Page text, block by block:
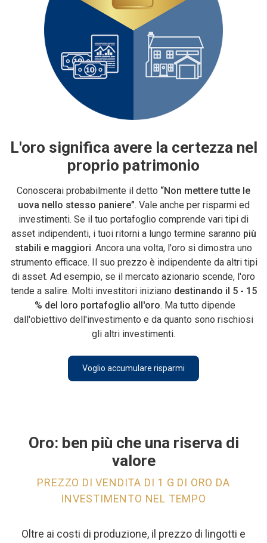
L'oro significa avere la certezza nel
proprio patrimonio
Conoscerai probabilmente il detto “Non mettere tutte le
uova nello stesso paniere”. Vale anche per risparmi ed
investimenti. Se il tuo portafoglio comprende vari tipi di
asset indipendenti, i tuoi ritorni a lungo termine saranno più
stabili e maggiori. Ancora una volta, l'oro si dimostra uno
strumento efficace. Il suo prezzo è indipendente da altri tipi
di asset. Ad esempio, se il mercato azionario scende, l'oro
tende a salire. Molti investitori iniziano destinando il 5 - 15
% del loro portafoglio all'oro. Ma tutto dipende
dall'obiettivo dell'investimento e da quanto sono rischiosi
gli altri investimenti.
Voglio accumulare risparmi
Oro: ben più che una riserva di
valore
PREZZO DI VENDITA DI 1 G DI ORO DA
INVESTIMENTO NEL TEMPO
Oltre ai costi di produzione, il prezzo di lingotti e